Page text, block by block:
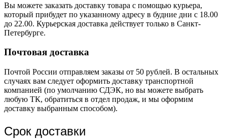
Вы можете заказать доставку товара с помощью курьера,
который прибудет по указанному адресу в будние дни с 18.00
до 22.00. Курьерская доставка действует только в Санкт-
Петербурге.
Почтовая доставка
Почтой России отправляем заказы от 50 рублей. В остальных
случаях вам следует оформить доставку транспортной
компанией (по умолчанию СДЭК, но вы можете выбрать
любую ТК, обратиться в отдел продаж, и мы оформим
доставку выбранным способом).
Срок доставки